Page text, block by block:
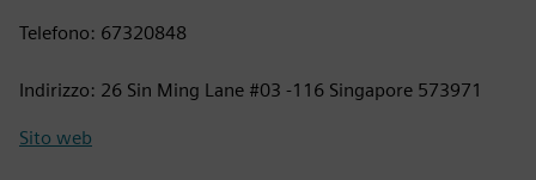
Telefono: 67320848
Indirizzo: 26 Sin Ming Lane #03 -116 Singapore 573971
Sito web